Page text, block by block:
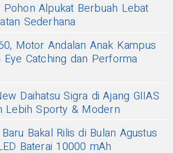
Alpukat Berbuah Lebat
Sederhana
Motor Andalan Anak Kampus
Eye Catching dan Performa
Daihatsu Sigra di Ajang GIIAS
Lebih Sporty & Modern
Bakal Rilis di Bulan Agustus
Baterai 10000 mAh